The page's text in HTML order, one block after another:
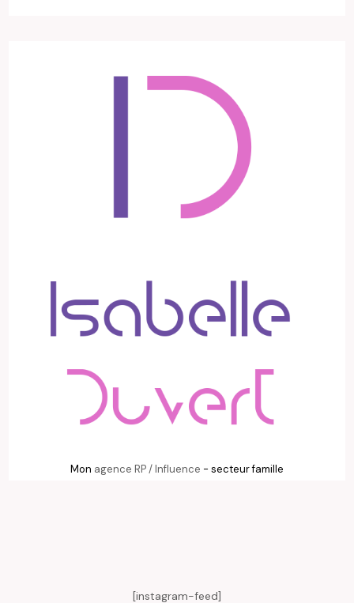
Mon agence RP / Influence - secteur famille
[instagram-feed]